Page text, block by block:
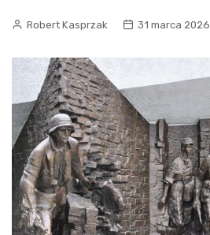
Robert Kasprzak 31 marca 2026